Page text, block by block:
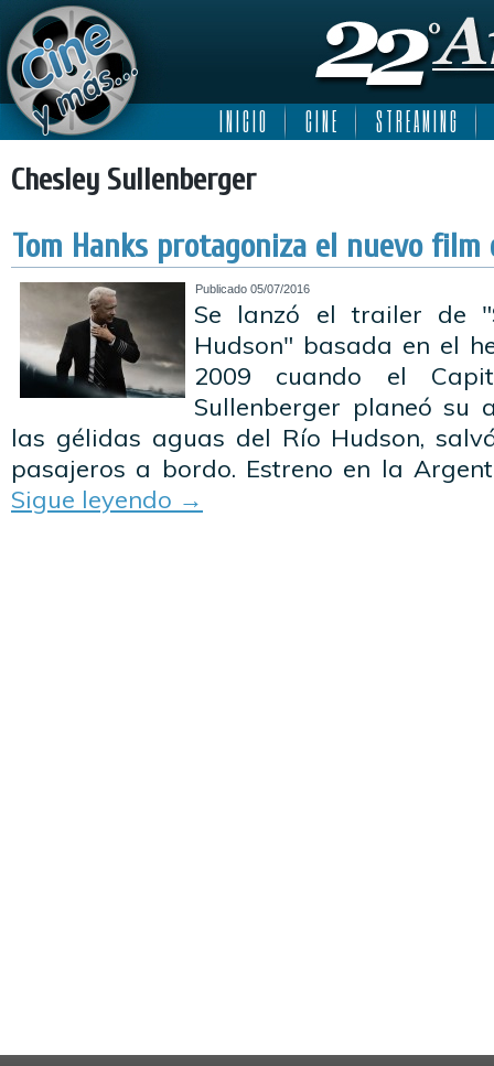
I N I C I O C I N E S T R E A M I N G
Chesley Sullenberger
Tom Hanks protagoniza el nuevo film
Publicado 05/07/2016
Se lanzó el trailer de
Hudson" basada en el
2009 cuando el
Sullenberger planeó su
las gélidas aguas del Río Hudson,
pasajeros a bordo. Estreno en la
Sigue leyendo →